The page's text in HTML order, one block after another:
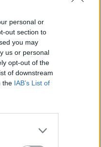
personal or
out section to
you may
us or personal
opt-out of the
of downstream
the IAB’s List of